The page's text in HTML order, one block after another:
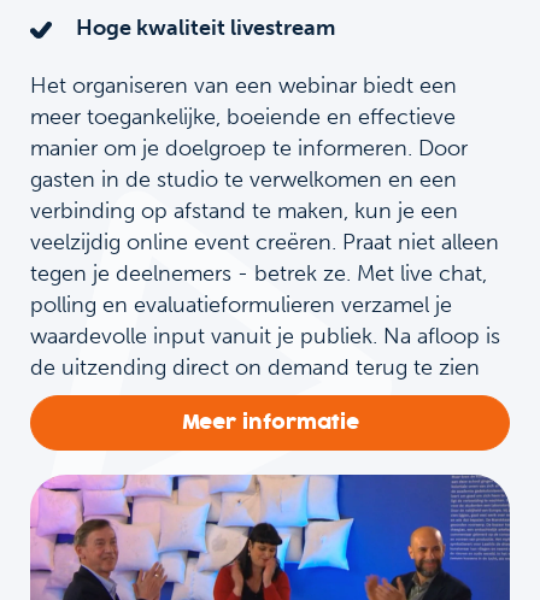
Hoge kwaliteit livestream
Het organiseren van een webinar biedt een
meer toegankelijke, boeiende en effectieve
manier om je doelgroep te informeren. Door
gasten in de studio te verwelkomen en een
verbinding op afstand te maken, kun je een
veelzijdig online event creëren. Praat niet alleen
tegen je deelnemers - betrek ze. Met live chat,
polling en evaluatieformulieren verzamel je
waardevolle input vanuit je publiek. Na afloop is
de uitzending direct on demand terug te zien
Meer informatie